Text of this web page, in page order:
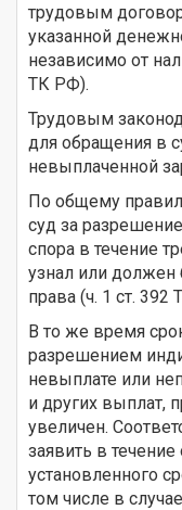
трудовым
указанной
независимо от
ТК РФ).
Трудовым
для обращения в
невыплаченной
По общему
суд за
спора в течение
узнал или должен
права (ч. 1 ст. 392
В то же время
разрешением
невыплате или
и других выплат,
увеличен.
заявить в
установленного
том числе в